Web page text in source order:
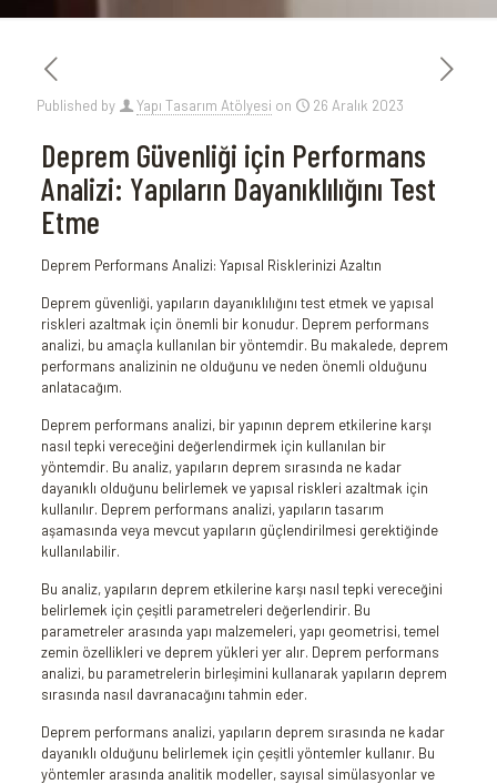
Published by Yapı Tasarım Atölyesi on 26 Aralık 2023
Deprem Güvenliği için Performans
Analizi: Yapıların Dayanıklılığını Test
Etme
Deprem Performans Analizi: Yapısal Risklerinizi Azaltın
Deprem güvenliği, yapıların dayanıklılığını test etmek ve yapısal
riskleri azaltmak için önemli bir konudur. Deprem performans
analizi, bu amaçla kullanılan bir yöntemdir. Bu makalede, deprem
performans analizinin ne olduğunu ve neden önemli olduğunu
anlatacağım.
Deprem performans analizi, bir yapının deprem etkilerine karşı
nasıl tepki vereceğini değerlendirmek için kullanılan bir
yöntemdir. Bu analiz, yapıların deprem sırasında ne kadar
dayanıklı olduğunu belirlemek ve yapısal riskleri azaltmak için
kullanılır. Deprem performans analizi, yapıların tasarım
aşamasında veya mevcut yapıların güçlendirilmesi gerektiğinde
kullanılabilir.
Bu analiz, yapıların deprem etkilerine karşı nasıl tepki vereceğini
belirlemek için çeşitli parametreleri değerlendirir. Bu
parametreler arasında yapı malzemeleri, yapı geometrisi, temel
zemin özellikleri ve deprem yükleri yer alır. Deprem performans
analizi, bu parametrelerin birleşimini kullanarak yapıların deprem
sırasında nasıl davranacağını tahmin eder.
Deprem performans analizi, yapıların deprem sırasında ne kadar
dayanıklı olduğunu belirlemek için çeşitli yöntemler kullanır. Bu
yöntemler arasında analitik modeller, sayısal simülasyonlar ve